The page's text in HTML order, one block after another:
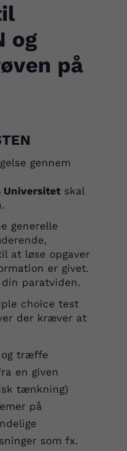
og
på
gennem
Universitetskal
generelle
at løse opgaver
er givet.
paratviden.
choice test
der kræver at
og træffe
en given
tænkning)
på
som fx.